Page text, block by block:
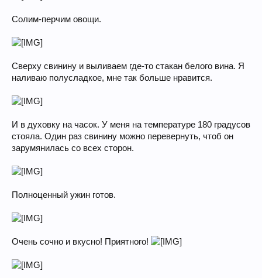
Солим-перчим овощи.
Сверху свинину и выливаем где-то стакан белого вина. Я
наливаю полусладкое, мне так больше нравится.
И в духовку на часок. У меня на температуре 180 градусов
стояла. Один раз свинину можно перевернуть, чтоб он
зарумянилась со всех сторон.
Полноценный ужин готов.
Очень сочно и вкусно! Приятного!